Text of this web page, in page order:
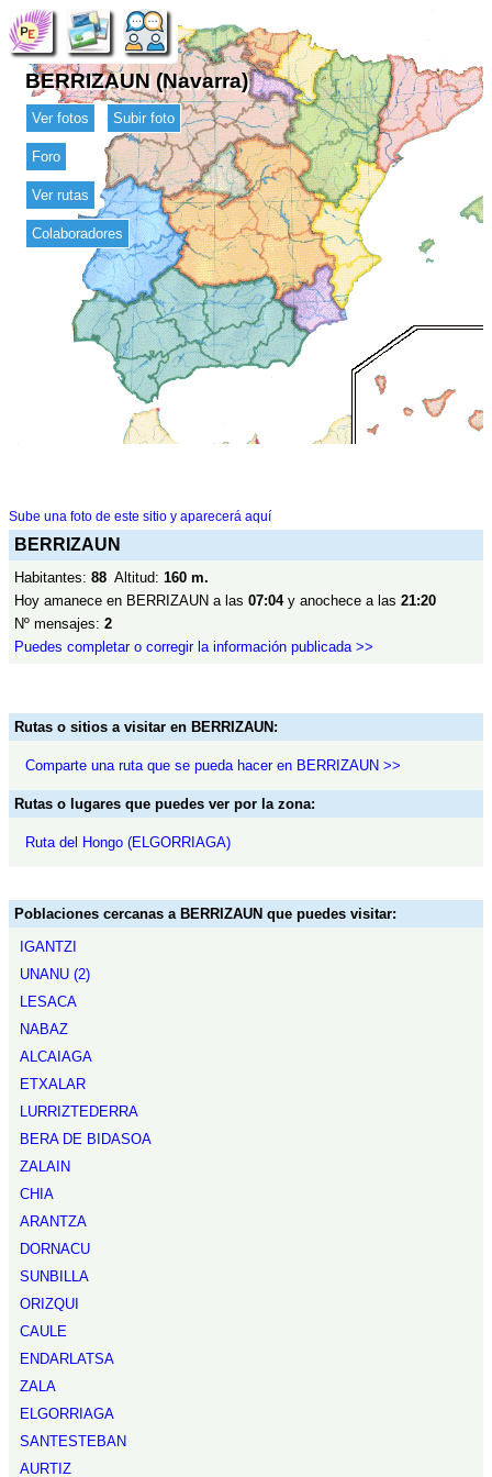
BERRIZAUN (Navarra)
Ver fotos Subir foto
Foro
Ver rutas
Colaboradores
Sube una foto de este sitio y aparecerá aquí
BERRIZAUN
Habitantes: 88 Altitud: 160 m.
Hoy amanece en BERRIZAUN a las 07:04y anochece a las 21:20
Nº mensajes: 2
Puedes completar o corregir la información publicada >>
Rutas o sitios a visitar en BERRIZAUN:
Comparte una ruta que se pueda hacer en BERRIZAUN >>
Rutas o lugares que puedes ver por la zona:
Ruta del Hongo (ELGORRIAGA)
Poblaciones cercanas a BERRIZAUN que puedes visitar:
IGANTZI
UNANU (2)
LESACA
NABAZ
ALCAIAGA
ETXALAR
LURRIZTEDERRA
BERA DE BIDASOA
ZALAIN
CHIA
ARANTZA
DORNACU
SUNBILLA
ORIZQUI
CAULE
ENDARLATSA
ZALA
ELGORRIAGA
SANTESTEBAN
AURTIZ